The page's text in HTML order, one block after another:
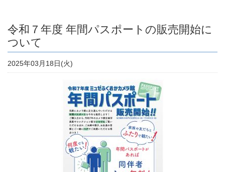
令和７年度 年間パスポートの販売開始に
ついて
2025年03月18日(火)